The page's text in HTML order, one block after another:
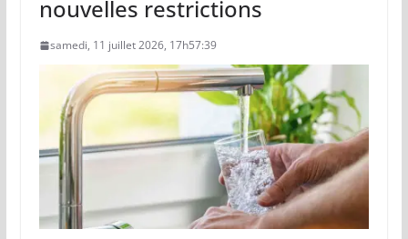
nouvelles restrictions
samedi, 11 juillet 2026, 17h57:39